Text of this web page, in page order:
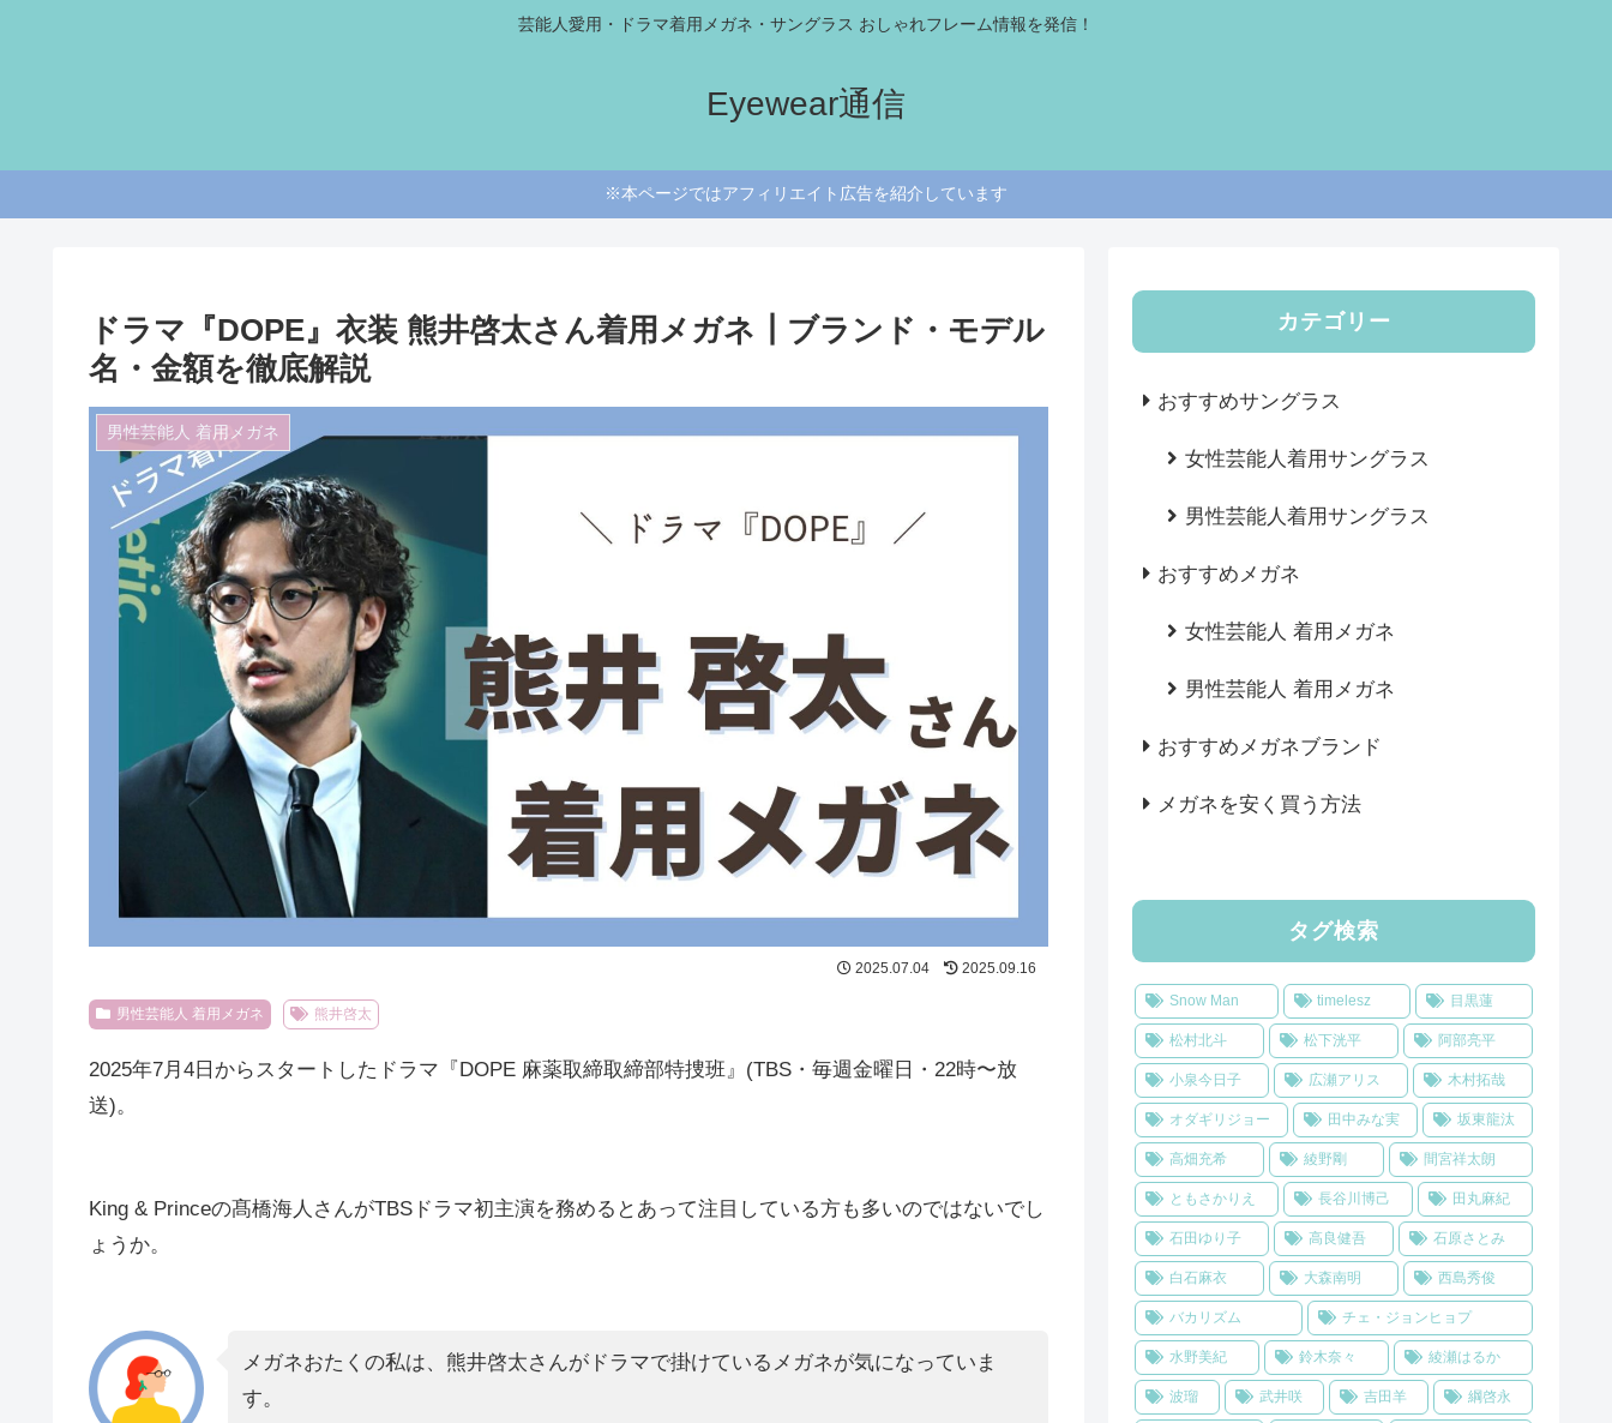
芸能人愛用・ドラマ着用メガネ・サングラス おしゃれフレーム情報を発信！
Eyewear通信
※本ページではアフィリエイト広告を紹介しています
ドラマ『DOPE』衣装 熊井啓太さん着用メガネ┃ブランド・モデル
名・金額を徹底解説
男性芸能人 着用メガネ
2025.07.04 2025.09.16
男性芸能人 着用メガネ 熊井啓太
2025年7月4日からスタートしたドラマ『DOPE 麻薬取締取締部特捜班』(TBS・毎週金曜日・22時〜放
送)。
King & Princeの髙橋海人さんがTBSドラマ初主演を務めるとあって注目している方も多いのではないでし
ょうか。
メガネおたくの私は、熊井啓太さんがドラマで掛けているメガネが気になっていま
す。
カテゴリー
おすすめサングラス
女性芸能人着用サングラス
男性芸能人着用サングラス
おすすめメガネ
女性芸能人 着用メガネ
男性芸能人 着用メガネ
おすすめメガネブランド
メガネを安く買う方法
タグ検索
Snow Man timelesz 目黒蓮
松村北斗 松下洸平 阿部亮平
小泉今日子 広瀬アリス 木村拓哉
オダギリジョー 田中みな実 坂東龍汰
高畑充希 綾野剛 間宮祥太朗
ともさかりえ 長谷川博己 田丸麻紀
石田ゆり子 高良健吾 石原さとみ
白石麻衣 大森南明 西島秀俊
バカリズム チェ・ジョンヒョプ
水野美紀 鈴木奈々 綾瀬はるか
波瑠 武井咲 吉田羊 綱啓永